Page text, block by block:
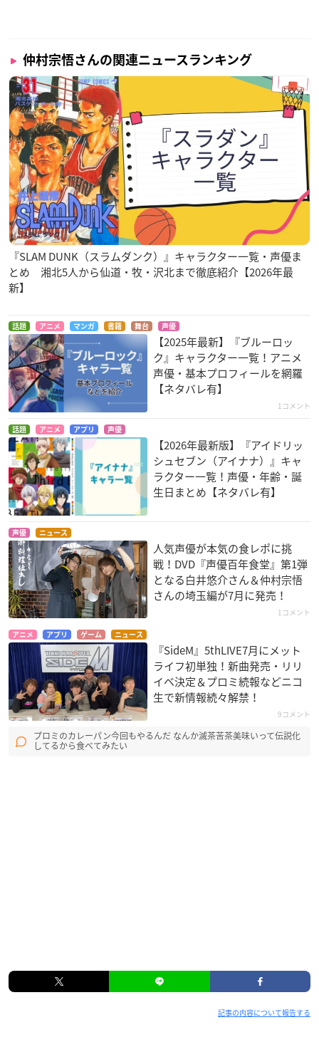
仲村宗悟さんの関連ニュースランキング
『SLAM DUNK（スラムダンク）』キャラクター一覧・声優ま
とめ 湘北5人から仙道・牧・沢北まで徹底紹介【2026年最
新】
話題 アニメ マンガ 書籍 舞台 声優
【2025年最新】『ブルーロッ
ク』キャラクター一覧！アニメ
声優・基本プロフィールを網羅
【ネタバレ有】
1コメント
話題 アニメ アプリ 声優
【2026年最新版】『アイドリッ
シュセブン（アイナナ）』キャ
ラクター一覧！声優・年齢・誕
生日まとめ【ネタバレ有】
声優 ニュース
人気声優が本気の食レポに挑
戦！DVD『声優百年食堂』第1弾
となる白井悠介さん＆仲村宗悟
さんの埼玉編が7月に発売！
1コメント
アニメ アプリ ゲーム ニュース
『SideM』5thLIVE7月にメット
ライフ初単独！新曲発売・リリ
イベ決定＆プロミ続報などニコ
生で新情報続々解禁！
9コメント
プロミのカレーパン今回もやるんだ なんか滅茶苦茶美味いって伝説化
してるから食べてみたい
記事の内容について報告する